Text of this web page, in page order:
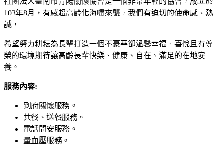
103年8月，有感超高齡化海嘯來襲，我們有迫切的使命感、熱
誠，
希望努力耕耘為長輩打造一個不豪華卻溫馨幸福、喜悅且有尊
榮的環境期待讓高齡長輩快樂、健康、自在、滿足的在地安
養。
服務內容:
到府關懷服務。
共餐、送餐服務。
電話問安服務。
量血壓服務。